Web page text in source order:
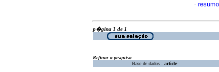
·
p�gina 1 de 1
Refinar a pesquisa
Base de dados : article